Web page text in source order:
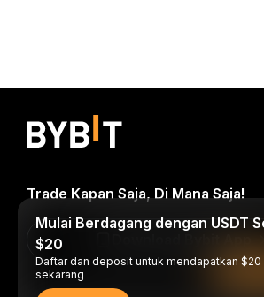
Trade Kapan Saja, Di Mana Saja!
Mulai Berdagang dengan USDT
$20
Daftar dan deposit untuk mendapatkan $20
sekarang
Baca